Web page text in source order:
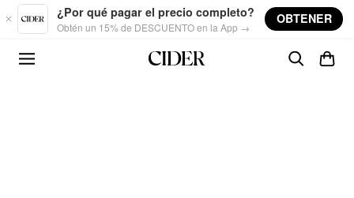
Skip to main content
¿Por qué pagar el precio completo?
Obtén un 15% de DESCUENTO en la App →
OBTENER